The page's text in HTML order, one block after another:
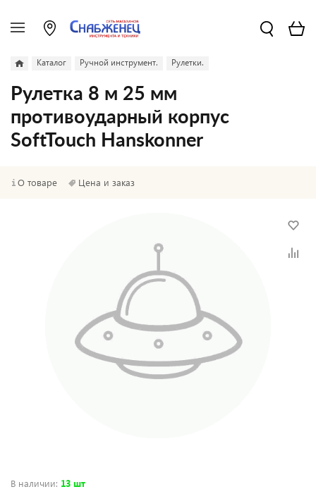
Каталог Ручной инструмент. Рулетки.
Рулетка 8 м 25 мм
противоударный корпус
SoftTouch Hanskonner
О товаре Цена и заказ
В наличии: 13 шт